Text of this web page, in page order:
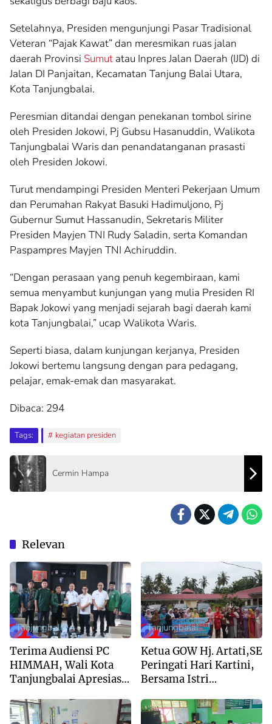
Setelahnya, Presiden mengunjungi Pasar Tradisional
Veteran “Pajak Kawat” dan meresmikan ruas jalan
daerah Provinsi Sumut atau Inpres Jalan Daerah (IJD) di
Jalan DI Panjaitan, Kecamatan Tanjung Balai Utara,
Kota Tanjungbalai.
Peresmian ditandai dengan penekanan tombol sirine
oleh Presiden Jokowi, Pj Gubsu Hasanuddin, Walikota
Tanjungbalai Waris dan penandatanganan prasasti
oleh Presiden Jokowi.
Turut mendampingi Presiden Menteri Pekerjaan Umum
dan Perumahan Rakyat Basuki Hadimuljono, Pj
Gubernur Sumut Hassanudin, Sekretaris Militer
Presiden Mayjen TNI Rudy Saladin, serta Komandan
Paspampres Mayjen TNI Achiruddin.
“Dengan perasaan yang penuh kegembiraan, kami
semua menyambut kunjungan yang mulia Presiden RI
Bapak Jokowi yang menjadi sejarah bagi daerah kami
kota Tanjungbalai,” ucap Walikota Waris.
Seperti biasa, dalam kunjungan kerjanya, Presiden
Jokowi bertemu langsung dengan para pedagang,
pelajar, emak-emak dan masyarakat.
Dibaca: 294
Tags: kegiatan presiden
Cermin Hampa
Relevan
Tanjungbalai
Terima Audiensi PC
HIMMAH, Wali Kota
Tanjungbalai Apresiasi
Al Washliyah
Tanjungbalai
Ketua GOW Hj. Artati,SE
Peringati Hari Kartini,
Bersama Istri
Panti Jompo Asahan